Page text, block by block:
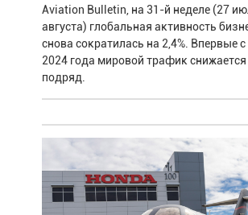
Aviation Bulletin, на 31-й неделе (27
августа) глобальная активность
снова сократилась на 2,4%. Впервые
2024 года мировой трафик снижается
подряд.